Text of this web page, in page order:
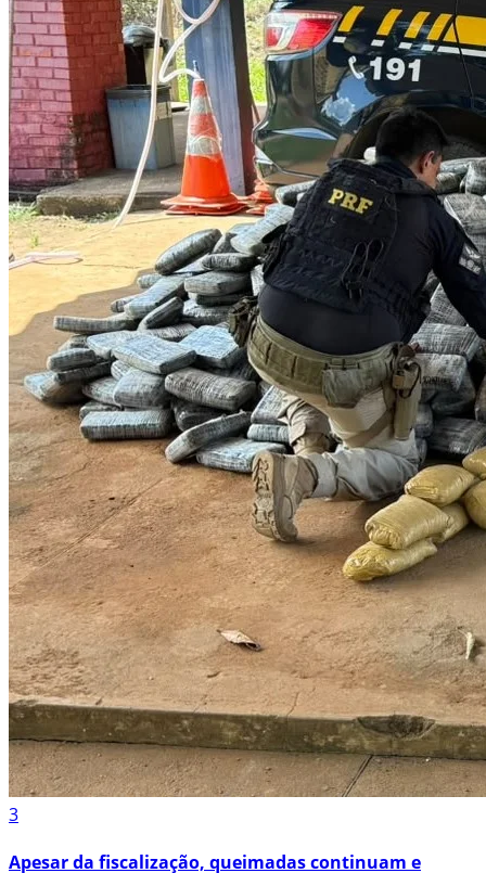
3
Apesar da fiscalização, queimadas continuam e